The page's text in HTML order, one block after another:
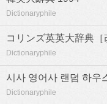
Dictionaryphile
コリンズ英英大辞典［
Dictionaryphile
시사 영어사 랜덤 하우
Dictionaryphile